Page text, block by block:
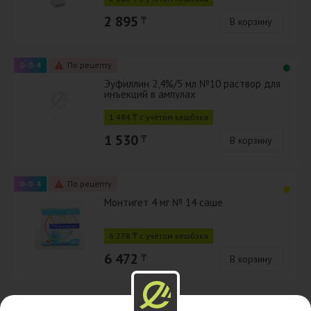
2 895 ₸ В корзину
0-0-4 По рецепту
Эуфиллин 2,4%/5 мл №10 раствор для
инъекций в ампулах
1 484 ₸ с учётом кешбэка
1 530 ₸ В корзину
0-0-4 По рецепту
Монтигет 4 мг № 14 саше
6 278 ₸ с учётом кешбэка
6 472 ₸ В корзину